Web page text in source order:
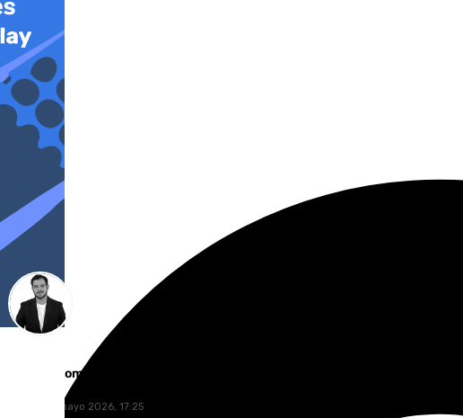
Alberto Romera
viernes, 8 mayo 2026, 17:25